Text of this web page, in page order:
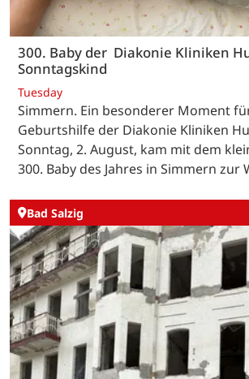
300. Baby der Diakonie Kliniken
Sonntagskind
Tuesday
Simmern. Ein besonderer Moment
Geburtshilfe der Diakonie Kliniken
Sonntag, 2. August, kam mit dem
300. Baby des Jahres in Simmern zur
Bad Salzig